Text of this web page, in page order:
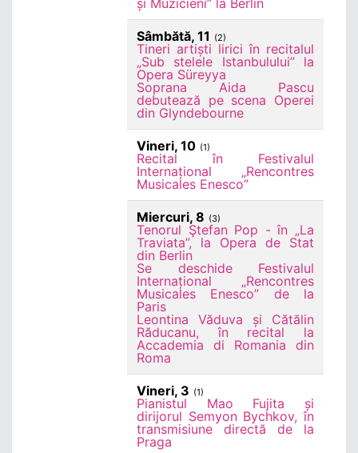
și Muzicieni” la Berlin
Sâmbătă, 11 (2)
Tineri artiști lirici în recitalul
„Sub stelele Istanbulului” la
Opera Süreyya
Soprana Aida Pascu
debutează pe scena Operei
din Glyndebourne
Vineri, 10 (1)
Recital în Festivalul
Internațional „Rencontres
Musicales Enesco”
Miercuri, 8 (3)
Tenorul Ştefan Pop - în „La
Traviata”, la Opera de Stat
din Berlin
Se deschide Festivalul
Internațional „Rencontres
Musicales Enesco” de la
Paris
Leontina Văduva și Cătălin
Răducanu, în recital la
Accademia di Romania din
Roma
Vineri, 3 (1)
Pianistul Mao Fujita și
dirijorul Semyon Bychkov, în
transmisiune directă de la
Praga